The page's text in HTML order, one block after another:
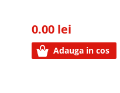
0.00 lei
Adauga in cos